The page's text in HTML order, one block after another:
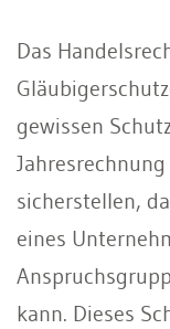
Das
gewissen
sicherstellen,
eines
kann. Dieses